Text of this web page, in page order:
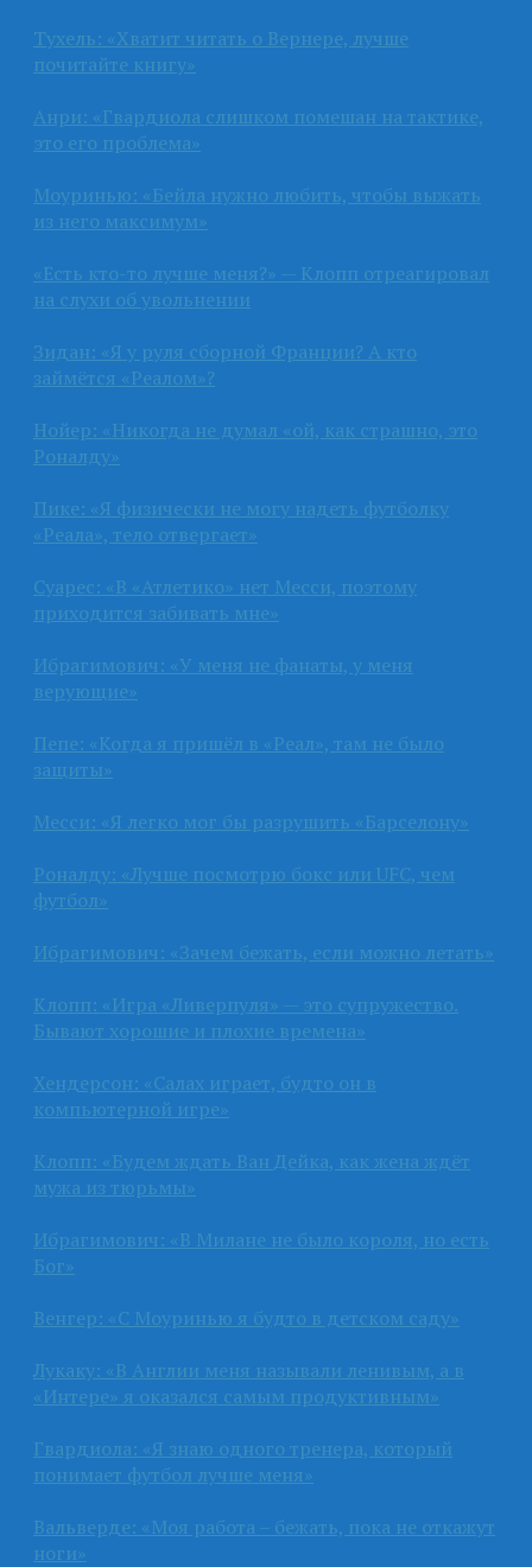
Тухель: «Хватит читать о Вернере, лучше
почитайте книгу»
Анри: «Гвардиола слишком помешан на тактике,
это его проблема»
Моуринью: «Бейла нужно любить, чтобы выжать
из него максимум»
«Есть кто-то лучше меня?» — Клопп отреагировал
на слухи об увольнении
Зидан: «Я у руля сборной Франции? А кто
займётся «Реалом»?
Нойер: «Никогда не думал «ой, как страшно, это
Роналду»
Пике: «Я физически не могу надеть футболку
«Реала», тело отвергает»
Суарес: «В «Атлетико» нет Месси, поэтому
приходится забивать мне»
Ибрагимович: «У меня не фанаты, у меня
верующие»
Пепе: «Когда я пришёл в «Реал», там не было
защиты»
Месси: «Я легко мог бы разрушить «Барселону»
Роналду: «Лучше посмотрю бокс или UFC, чем
футбол»
Ибрагимович: «Зачем бежать, если можно летать»
Клопп: «Игра «Ливерпуля» — это супружество.
Бывают хорошие и плохие времена»
Хендерсон: «Салах играет, будто он в
компьютерной игре»
Клопп: «Будем ждать Ван Дейка, как жена ждёт
мужа из тюрьмы»
Ибрагимович: «В Милане не было короля, но есть
Бог»
Венгер: «С Моуринью я будто в детском саду»
Лукаку: «В Англии меня называли ленивым, а в
«Интере» я оказался самым продуктивным»
Гвардиола: «Я знаю одного тренера, который
понимает футбол лучше меня»
Вальверде: «Моя работа – бежать, пока не откажут
ноги»